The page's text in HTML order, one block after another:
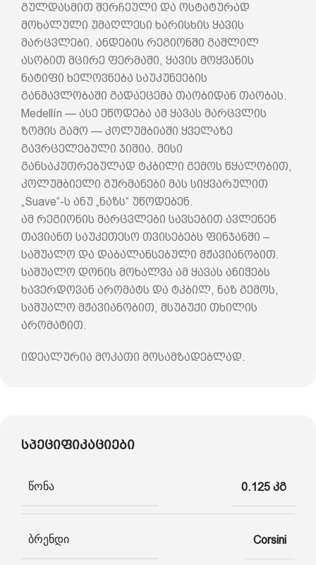
გულდასმით შერჩეული და ოსტატურად
მოხალული უმაღლესი ხარისხის ყავის
მარცვლები. ანდების რეგიონში გაშლილ
ასობით მცირე ფერმაში, ყავის მოყვანის
ნატიფი ხელოვნება საუკუნეების
განმავლობაში გადაეცემა თაობიდან თაობას.
Medellín — ასე ეწოდება ამ ყავას მარცვლის
ზომის გამო — კოლუმბიაში ყველაზე
გავრცელებული ჯიშია. მისი
განსაკუთრებულად ტკბილი გემოს წყალობით,
კოლუმბიელი გურმანები მას სიყვარულით
„Suave“-ს ანუ „ნაზს“ უწოდებენ.
ამ რეგიონის მარცვლები სავსებით ავლენენ
თავიანთ საუკეთესო თვისებებს ფინჯანში –
საშუალო და დაბალანსებული მჟავიანობით.
საშუალო დონის მოხალვა ამ ყავას ანიჭებს
ხავერდოვან არომატს და ტკბილ, ნაზ გემოს,
საშუალო მჟავიანობით, მსუბუქი თხილის
არომატით.
იდეალურია მოკათი მოსამზადებლად.
სპეციფიკაციები
წონა 0.125 კგ
ბრენდი Corsini